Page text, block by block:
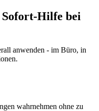
Hilfe bei
anwenden - im Büro, in
wahrnehmen ohne zu